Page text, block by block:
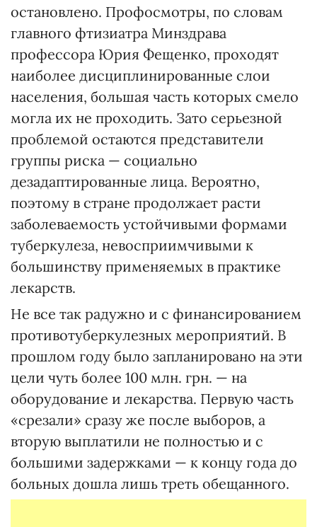
остановлено. Профосмотры, по словам
главного фтизиатра Минздрава
профессора Юрия Фещенко, проходят
наиболее дисциплинированные слои
населения, большая часть которых смело
могла их не проходить. Зато серьезной
проблемой остаются представители
группы риска — социально
дезадаптированные лица. Вероятно,
поэтому в стране продолжает расти
заболеваемость устойчивыми формами
туберкулеза, невосприимчивыми к
большинству применяемых в практике
лекарств.
Не все так радужно и с финансированием
противотуберкулезных мероприятий. В
прошлом году было запланировано на эти
цели чуть более 100 млн. грн. — на
оборудование и лекарства. Первую часть
«срезали» сразу же после выборов, а
вторую выплатили не полностью и с
большими задержками — к концу года до
больных дошла лишь треть обещанного.